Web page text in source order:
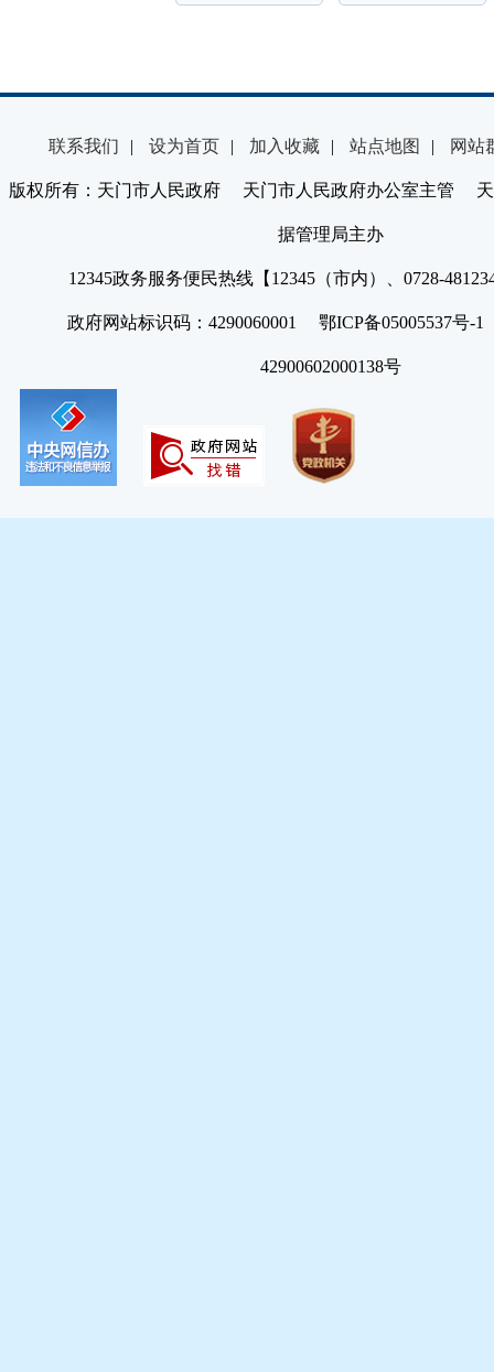
联系我们 | 设为首页 | 加入收藏 | 站点地图 | 网站
版权所有：天门市人民政府 天门市人民政府办公室主管 天
据管理局主办
12345政务服务便民热线【12345（市内）、0728-
政府网站标识码：4290060001 鄂ICP备05005537号
42900602000138号